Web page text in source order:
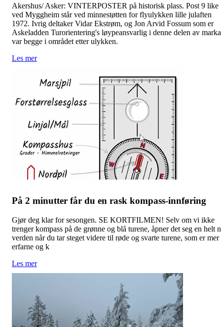
Akershus/ Asker: VINTERPOSTER på historisk plass. Post 9 like
ved Myggheim står ved minnestøtten for flyulykken lille julaften
1972. Ivrig deltaker Vidar Ekstrøm, og Jon Arvid Fossum som er
Askeladden Turorientering's løypeansvarlig i denne delen av marka
var begge i området etter ulykken.
Les mer
På 2 minutter får du en rask kompass-innføring
Gjør deg klar for sesongen. SE KORTFILMEN! Selv om vi ikke
trenger kompass på de grønne og blå turene, åpner det seg en helt
verden når du tar steget videre til røde og svarte turene, som er mer
erfarne og k
Les mer